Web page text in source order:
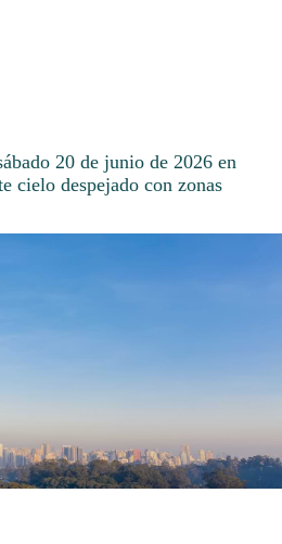
20 de junio de 2026 en
cielo despejado con zonas